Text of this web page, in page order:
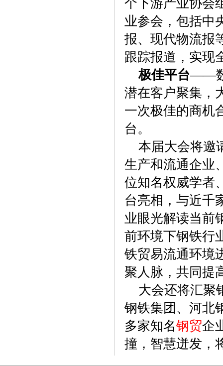
个下游产业协会
业参会，包括中
报、现代物流报
跟踪报道，实现
极佳平台——数
潜在客户聚集，
一次极佳的商机
台。
本届大会将邀
生产和流通企业
位知名权威学者
台亮相，与近千
业眼光解读当前
前环境下钢铁行
铁贸易流通环境
聚人脉，共同提
大会还将汇聚
钢铁集团、河北
多家知名钢贸企
撞，智慧迸发，